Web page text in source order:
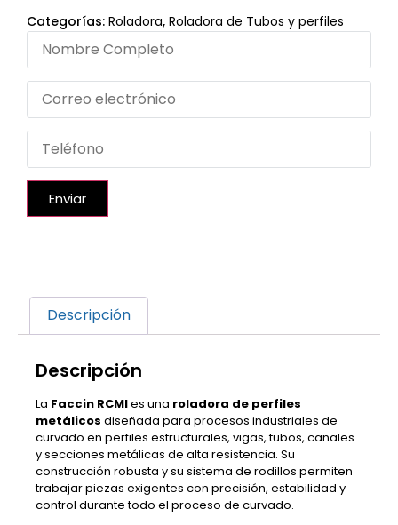
Categorías: Roladora, Roladora de Tubos y perfiles
Enviar
Descripción
Descripción
La Faccin RCMIes una roladora de perfiles
metálicos diseñada para procesos industriales de
curvado en perfiles estructurales, vigas, tubos, canales
y secciones metálicas de alta resistencia. Su
construcción robusta y su sistema de rodillos permiten
trabajar piezas exigentes con precisión, estabilidad y
control durante todo el proceso de curvado.